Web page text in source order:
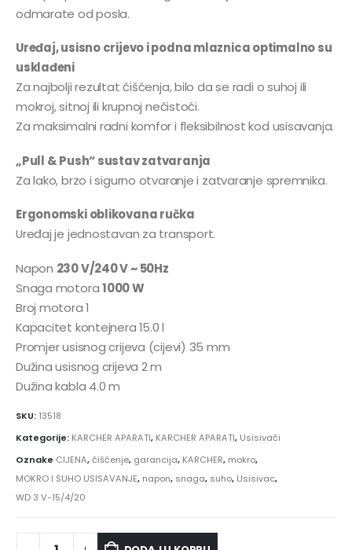
odmarate od posla.
Uređaj, usisno crijevo i podna mlaznica optimalno su
usklađeni
Za najbolji rezultat čišćenja, bilo da se radi o suhoj ili
mokroj, sitnoj ili krupnoj nečistoći.
Za maksimalni radni komfor i fleksibilnost kod usisavanja.
„Pull & Push“ sustav zatvaranja
Za lako, brzo i sigurno otvaranje i zatvaranje spremnika.
Ergonomski oblikovana ručka
Uređaj je jednostavan za transport.
Napon 230 V/240 V ~ 50Hz
Snaga motora1000 W
Broj motora 1
Kapacitet kontejnera 15.0 l
Promjer usisnog crijeva (cijevi) 35 mm
Dužina usisnog crijeva 2 m
Dužina kabla 4.0 m
SKU: 13518
Kategorije: KARCHER APARATI, KARCHER APARATI, Usisivači
Oznake CIJENA,čišćenje, garancija, KARCHER, mokro,
MOKRO I SUHO USISAVANJE, napon, snaga, suho, Usisivac,
WD 3 V-15/4/20